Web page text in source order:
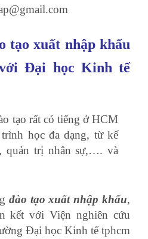
tạo xuất nhập khẩu
Đại học Kinh tế
tạo rất có tiếng ở HCM
học đa dạng, từ kế
quản trị nhân sự,…. và
đào tạo xuất nhập khẩu,
kết với Viện nghiên cứu
Đại học Kinh tế tphcm